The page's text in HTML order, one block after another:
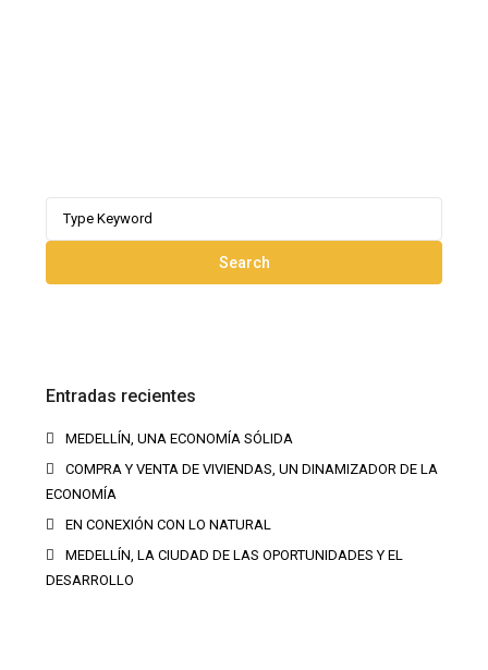
Search
Entradas recientes
MEDELLÍN, UNA ECONOMÍA SÓLIDA
COMPRA Y VENTA DE VIVIENDAS, UN DINAMIZADOR DE LA
ECONOMÍA
EN CONEXIÓN CON LO NATURAL
MEDELLÍN, LA CIUDAD DE LAS OPORTUNIDADES Y EL
DESARROLLO